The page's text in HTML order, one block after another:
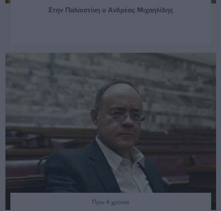
Στην Παλαιστίνη ο Ανδρέας Μιχαηλίδης
Πριν 4 χρόνια